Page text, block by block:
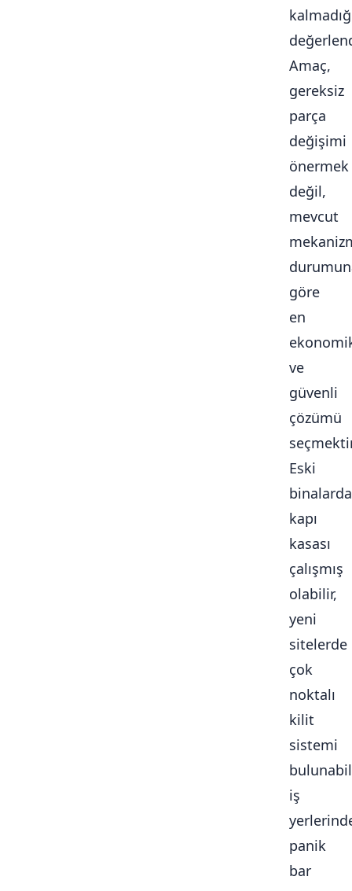
Amaç,
gereksiz
parça
değişimi
önermek
değil,
mevcut
göre
en
ve
güvenli
çözümü
Eski
binalarda
kapı
kasası
çalışmış
olabilir,
yeni
sitelerde
çok
noktalı
kilit
sistemi
iş
panik
bar